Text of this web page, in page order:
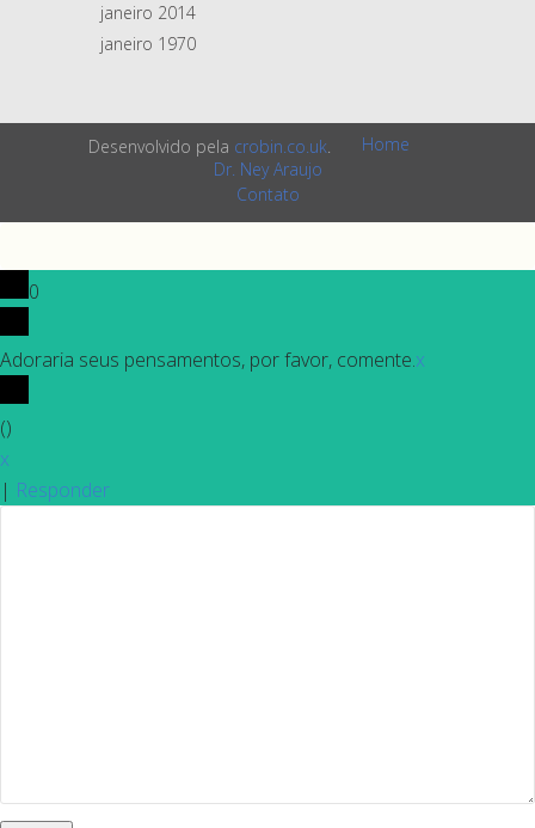
janeiro 2014
janeiro 1970
Desenvolvido pela crobin.co.uk.
Home
Dr. Ney Araujo
Contato
0
Adoraria seus pensamentos, por favor, comente.x
()
x
| Responder